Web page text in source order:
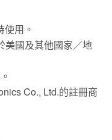
用。
美國及其他國家／地
Co., Ltd.的註冊商